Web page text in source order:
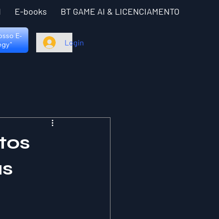
E-books BT GAME AI & LICENCIAMENTO
E-
Login